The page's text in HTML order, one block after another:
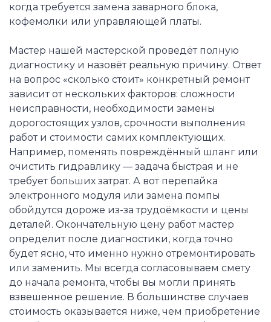
когда требуется замена заварного блока,
кофемолки или управляющей платы.
Мастер нашей мастерской проведёт полную
диагностику и назовёт реальную причину. Ответ
на вопрос «сколько стоит» конкретный ремонт
зависит от нескольких факторов: сложности
неисправности, необходимости замены
дорогостоящих узлов, срочности выполнения
работ и стоимости самих комплектующих.
Например, поменять повреждённый шланг или
очистить гидравлику — задача быстрая и не
требует больших затрат. А вот перепайка
электронного модуля или замена помпы
обойдутся дороже из-за трудоёмкости и цены
деталей. Окончательную цену работ мастер
определит после диагностики, когда точно
будет ясно, что именно нужно отремонтировать
или заменить. Мы всегда согласовываем смету
до начала ремонта, чтобы вы могли принять
взвешенное решение. В большинстве случаев
стоимость оказывается ниже, чем приобретение